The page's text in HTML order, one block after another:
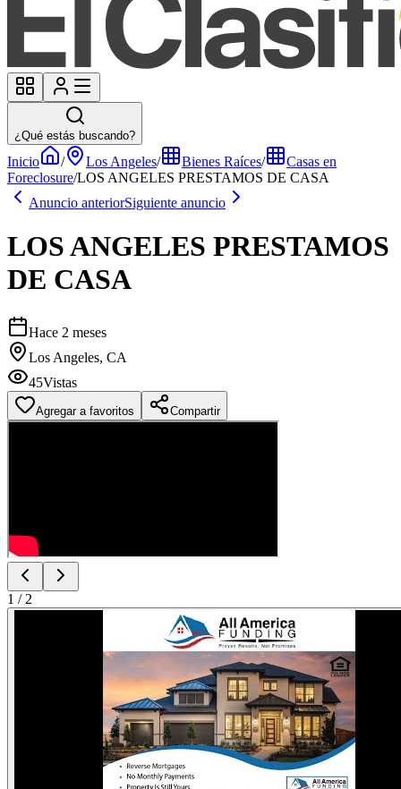
¿Qué estás buscando?
Inicio / Los Angeles/ Bienes Raíces/
Casas en
Foreclosure/LOS ANGELES PRESTAMOS DE CASA
Anuncio anteriorSiguiente anuncio
LOS ANGELES PRESTAMOS
DE CASA
Hace 2 meses
Los Angeles, CA
45Vistas
Agregar a favoritos Compartir
1 / 2